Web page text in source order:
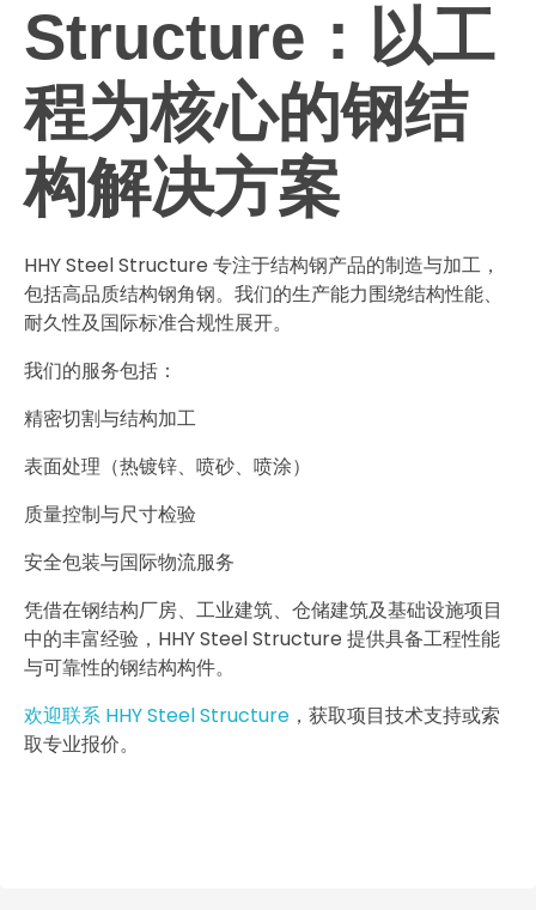
Structure：以工
程为核心的钢结
构解决方案
HHY Steel Structure 专注于结构钢产品的制造与加工，
包括高品质结构钢角钢。我们的生产能力围绕结构性能、
耐久性及国际标准合规性展开。
我们的服务包括：
精密切割与结构加工
表面处理（热镀锌、喷砂、喷涂）
质量控制与尺寸检验
安全包装与国际物流服务
凭借在钢结构厂房、工业建筑、仓储建筑及基础设施项目
中的丰富经验，HHY Steel Structure 提供具备工程性能
与可靠性的钢结构构件。
欢迎联系 HHY Steel Structure ，获取项目技术支持或索
取专业报价。